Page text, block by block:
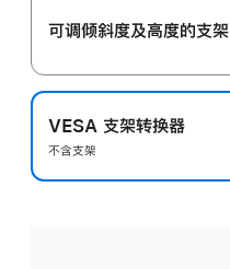
可调倾斜度及高‍度的支‍架
VESA 支架转换器
不含支架